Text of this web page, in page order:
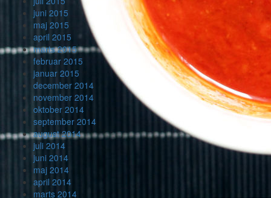
juni 2015
maj 2015
april 2015
marts 2015
februar 2015
januar 2015
december 2014
november 2014
oktober 2014
september 2014
august 2014
juli 2014
juni 2014
maj 2014
april 2014
marts 2014